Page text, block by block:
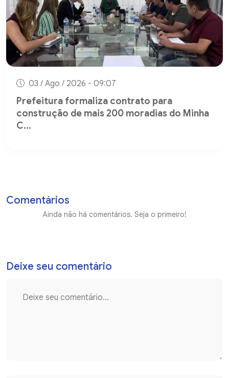
03 / Ago / 2026 - 09:07
Prefeitura formaliza contrato para
construção de mais 200 moradias do Minha
C...
Comentários
Ainda não há comentários. Seja o primeiro!
Deixe seu comentário